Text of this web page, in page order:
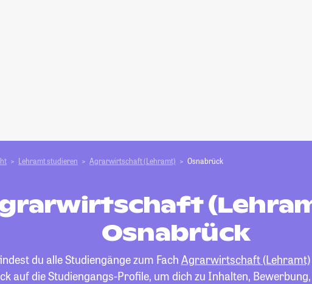
Lehramt studieren Agrarwirtschaft (Lehramt) Osnabrück
Osnabrück
du alle Studiengänge zum Fach Agrarwirtschaft (Lehramt)
auf die Studiengangs-Profile, um dich zu Inhalten,